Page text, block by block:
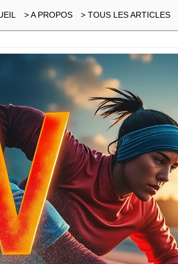
> A PROPOS > TOUS LES ARTICLES